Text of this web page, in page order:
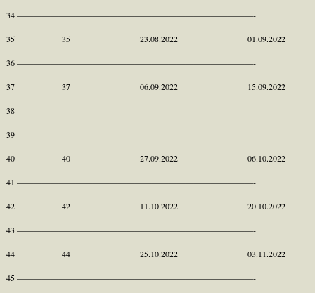
34 ————————————————————————————-
35 35 23.08.2022 01.09.2022
36 ————————————————————————————-
37 37 06.09.2022 15.09.2022
38 ————————————————————————————-
39 ————————————————————————————-
40 40 27.09.2022 06.10.2022
41 ————————————————————————————-
42 42 11.10.2022 20.10.2022
43 ————————————————————————————-
44 44 25.10.2022 03.11.2022
45 ————————————————————————————-